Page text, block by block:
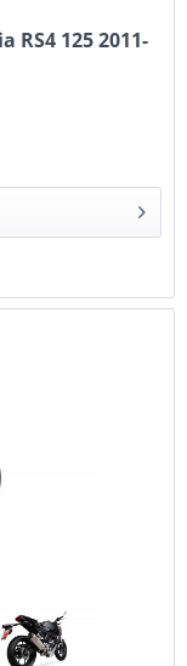
125 2011-